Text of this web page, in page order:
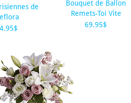
de
Bouquet de Ballon
Remets-Toi Vite
69.95$